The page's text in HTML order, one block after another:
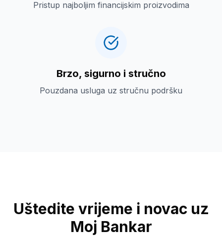
Pristup najboljim financijskim proizvodima
Brzo, sigurno i stručno
Pouzdana usluga uz stručnu podršku
Uštedite vrijeme i novac uz
Moj Bankar